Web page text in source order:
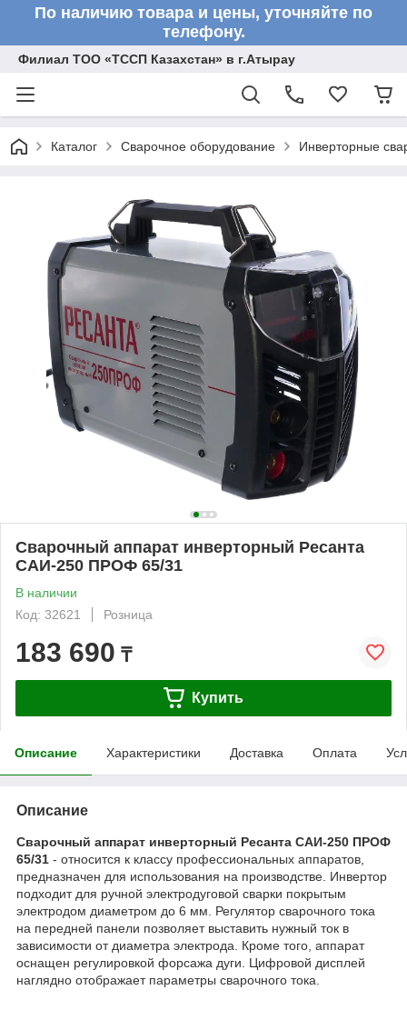
По наличию товара и цены, уточняйте по
телефону.
Филиал ТОО «ТССП Казахстан» в г.Атырау
Каталог Сварочное оборудование Инверторные
Сварочный аппарат инверторный Ресанта
САИ-250 ПРОФ 65/31
В наличии
Код: 32621
Розница
183 690 ₸
Купить
Описание Характеристики Доставка Оплата
Описание
Сварочный аппарат инверторный Ресанта САИ-250 ПРОФ
65/31 - относится к классу профессиональных аппаратов,
предназначен для использования на производстве. Инвертор
подходит для ручной электродуговой сварки покрытым
электродом диаметром до 6 мм. Регулятор сварочного тока
на передней панели позволяет выставить нужный ток в
зависимости от диаметра электрода. Кроме того, аппарат
оснащен регулировкой форсажа дуги. Цифровой дисплей
наглядно отображает параметры сварочного тока.